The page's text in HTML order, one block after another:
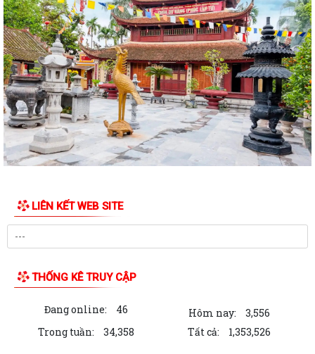
HỘI CỰU CHIẾN BINH, HỘI LHPN PHƯỜNG HƯNG ĐẠO DỌN VỆ SINH
NGHĨA TRANG LIỆT SĨ
HỘI ĐỒNG NHÂN DÂN PHƯỜNG HƯNG ĐẠO TỔ CHỨC KỲ HỌP THỨ 2
(KỲ HỌP THƯỜNG LỆ GIỮA NĂM) NĂM 2026
Đảng ủy phường Hưng Đạo đạt nhiều kết quả tích cực trong 6 tháng
đầu năm 2026
HỘI NÔNG DÂN PHƯỜNG HƯNG ĐẠO TIẾP ĐOÀN KIỂM TRA VỀ HOẠT
ĐỘNG TÍN DỤNG CHÍNH SÁCH XÃ HỘI
HỘI CỰU CHIẾN BINH PHƯỜNG RA MẮT MÔ HÌNH "CỰU CHIẾN BINH
THAM GIA QUẢN LÝ, CHĂM SÓC NGHĨA TRANG...
ĐẨY MẠNH CÔNG TÁC HUẤN LUYỆN PKND CỦA BCH QUÂN SỰ
PHƯỜNG HƯNG ĐẠO
Kế hoạch số 185/KH-UBND ngày 19/6/2026
HỘI LHPN PHƯỜNG HƯNG ĐẠO: ĐẨY MẠNH TUYÊN TRUYỀN VỀ
LIÊN KẾT WEB SITE
THỐNG KÊ TRUY CẬP
Đang online: 46 Hôm nay:
3,556
Trong tuần:
34,358 Tất cả: 1,353,526